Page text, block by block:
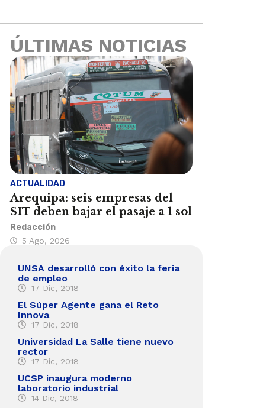
ÚLTIMAS NOTICIAS
ACTUALIDAD
Arequipa: seis empresas del
SIT deben bajar el pasaje a 1 sol
Redacción
5 Ago, 2026
UNSA desarrolló con éxito la feria
de empleo
17 Dic, 2018
El Súper Agente gana el Reto
Innova
17 Dic, 2018
Universidad La Salle tiene nuevo
rector
17 Dic, 2018
UCSP inaugura moderno
laboratorio industrial
14 Dic, 2018